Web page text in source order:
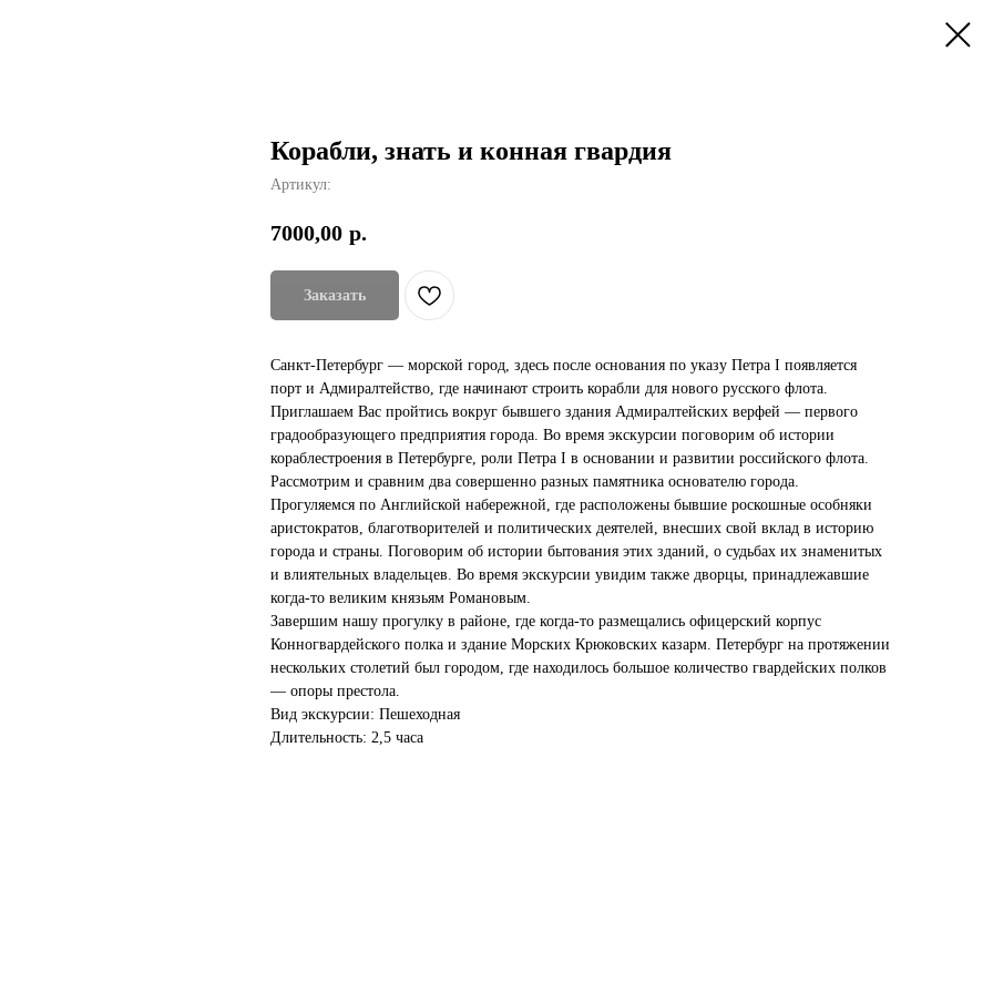
Корабли, знать и конная гвардия
Артикул:
7000,00 р.
Заказать
Санкт-Петербург — морской город, здесь после основания по указу Петра I появляется
порт и Адмиралтейство, где начинают строить корабли для нового русского флота.
Приглашаем Вас пройтись вокруг бывшего здания Адмиралтейских верфей — первого
градообразующего предприятия города. Во время экскурсии поговорим об истории
кораблестроения в Петербурге, роли Петра I в основании и развитии российского флота.
Рассмотрим и сравним два совершенно разных памятника основателю города.
Прогуляемся по Английской набережной, где расположены бывшие роскошные особняки
аристократов, благотворителей и политических деятелей, внесших свой вклад в историю
города и страны. Поговорим об истории бытования этих зданий, о судьбах их знаменитых
и влиятельных владельцев. Во время экскурсии увидим также дворцы, принадлежавшие
когда-то великим князьям Романовым.
Завершим нашу прогулку в районе, где когда-то размещались офицерский корпус
Конногвардейского полка и здание Морских Крюковских казарм. Петербург на протяжении
нескольких столетий был городом, где находилось большое количество гвардейских полков
— опоры престола.
Вид экскурсии: Пешеходная
Длительность: 2,5 часа